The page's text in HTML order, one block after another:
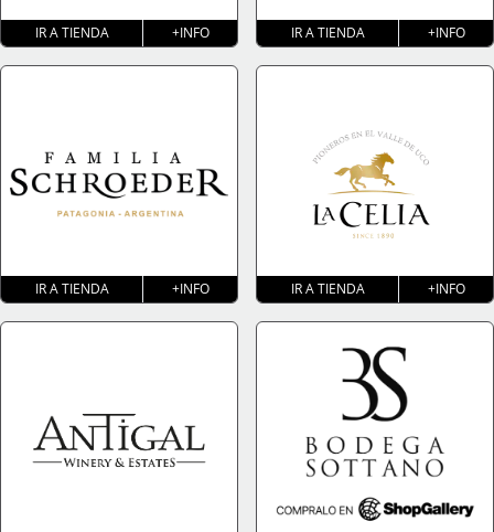
IR A TIENDA +INFO IR A TIENDA +INFO
IR A TIENDA +INFO IR A TIENDA +INFO